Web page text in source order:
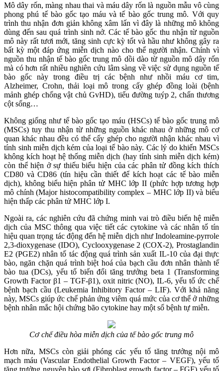
Mô dây rốn, màng nhau thai và máu dây rốn là nguồn mẫu vô cùng
phong phú tế bào gốc tạo máu và tế bào gốc trung mô. Với quy
trình thu nhận đơn giản không xâm lấn vì đây là những mô không
dùng đến sau quá trình sinh nở. Các tế bào gốc thu nhận từ nguồn
mô này rất tươi mới, tăng sinh cực kỳ tốt và hầu như không gây ra
bất kỳ một đáp ứng miễn dịch nào cho thể người nhận. Chính vì
nguồn thu nhận tế bào gốc trung mô dồi dào từ nguồn mô dây rốn
mà có hơn rất nhiều nghiên cứu lâm sàng về việc sử dụng nguồn tế
bào gốc này trong điều trị các bệnh như nhồi máu cơ tim,
Alzheimer, Crohn, thải loại mô trong cấy ghép đồng loài (bệnh
mảnh ghép chống vật chủ GvHD), tiểu đường tuýp 2, chấn thương
cột sống…
Không giống như tế bào gốc tạo máu (HSCs) tế bào gốc trung mô
(MSCs) tuy thu nhận từ những nguồn khác nhau ở những mô cơ
quan khác nhau đều có thể cấy ghép cho người nhận khác nhau vì
tính sinh miễn dịch kém của loại tế bào này. Các lý do khiến MSCs
không kích hoạt hệ thống miễn dịch (hay tính sinh miễn dịch kém)
còn thể hiện ở sự thiếu biểu hiện của các phân tử đồng kích thích
CD80 và CD86 (tín hiệu cần thiết để kích hoạt các tế bào miễn
dịch), không biểu hiện phân tử MHC lớp II (phức hợp tương hợp
mô chính (Major histocompatibility complex – MHC lớp II) và biểu
hiện thấp các phân tử MHC lớp I.
Ngoài ra, các nghiên cứu đã chứng minh vai trò điều biến hệ miễn
dịch của MSC thông qua việc tiết các cytokine và các nhân tố tín
hiệu quan trọng tác động đến hệ miễn dịch như Indoleamine-pyrrole
2,3-dioxygenase (IDO), Cyclooxygenase 2 (COX-2), Prostaglandin
E2 (PGE2) nhân tố tác động quá trình sản xuất IL-10 của đại thực
bào, ngăn chặn quá trình biệt hoá của bạch cầu đơn nhân thành tế
bào tua (DCs), yếu tố biến đổi tăng trưởng beta 1 (Transforming
Growth Factor β1 – TGF-β1), oxit nitric (NO), IL-6, yếu tố ức chế
bệnh bạch cầu (Leukemia Inhibitory Factor – LIF). Với khả năng
này, MSCs giúp ức chế phản ứng viêm quá mức của cơ thể ở những
bệnh nhân mắc hội chứng bão cytokine hay một số bệnh tự miễn.
Cơ chế điều hòa miễn dịch của tế bào gốc trung mô
Hơn nữa, MSCs còn giải phóng các yếu tố tăng trưởng nội mô
mạch máu (Vascular Endothelial Growth Factor – VEGF), yếu tố
tăng trưởng nguyên bào sợi (Fibroblast growth factor – FGF) yếu tố